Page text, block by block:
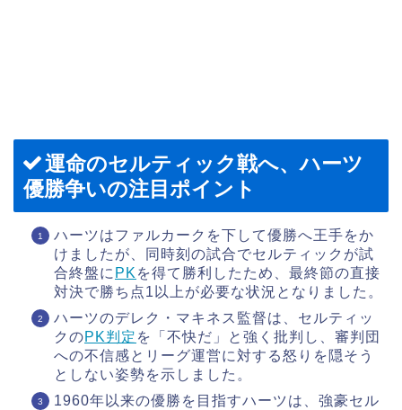
運命のセルティック戦へ、ハーツ
優勝争いの注目ポイント
ハーツはファルカークを下して優勝へ王手をか
けましたが、同時刻の試合でセルティックが試
合終盤に PK を得て勝利したため、最終節の直接
対決で勝ち点1以上が必要な状況となりました。
ハーツのデレク・マキネス監督は、セルティッ
クのPK判定 を「不快だ」と強く批判し、審判団
への不信感とリーグ運営に対する怒りを隠そう
としない姿勢を示しました。
1960年以来の優勝を目指すハーツは、強豪セル